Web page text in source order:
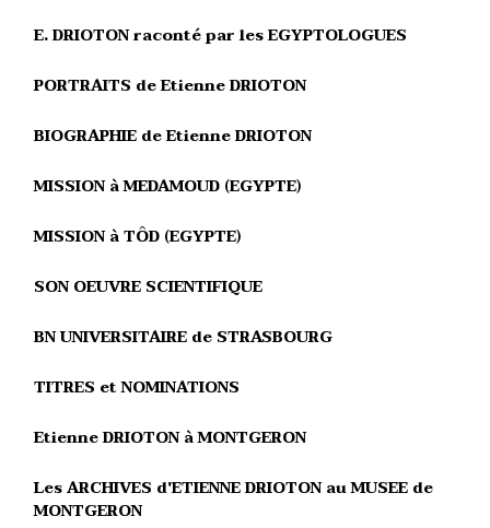
E. DRIOTON raconté par les EGYPTOLOGUES
PORTRAITS de Etienne DRIOTON
BIOGRAPHIE de Etienne DRIOTON
MISSION à MEDAMOUD (EGYPTE)
MISSION à TÔD (EGYPTE)
SON OEUVRE SCIENTIFIQUE
BN UNIVERSITAIRE de STRASBOURG
TITRES et NOMINATIONS
Etienne DRIOTON à MONTGERON
Les ARCHIVES d'ETIENNE DRIOTON au MUSEE de
MONTGERON